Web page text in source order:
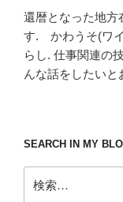
還暦となった地方
す. かわうそ(ワ
らし. 仕事関連の
んな話をしたいと
SEARCH IN MY
索: